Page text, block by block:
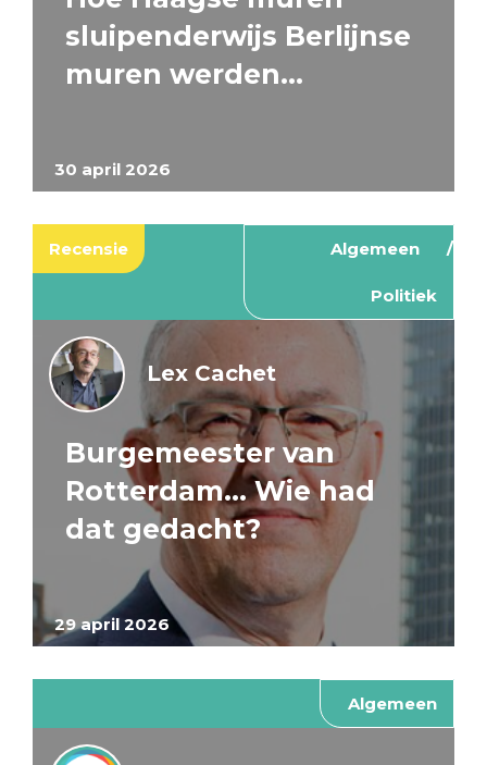
30 april 2026
sluipenderwijs Berlijnse
muren werden…
Recensie Algemeen
Politiek
29 april 2026
Lex Cachet
Burgemeester van
Rotterdam… Wie had
dat gedacht?
Algemeen